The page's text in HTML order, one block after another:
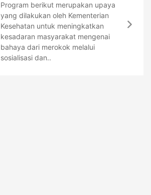
Program berikut merupakan upaya
yang dilakukan oleh Kementerian
Kesehatan untuk meningkatkan
kesadaran masyarakat mengenai
bahaya dari merokok melalui
sosialisasi dan..